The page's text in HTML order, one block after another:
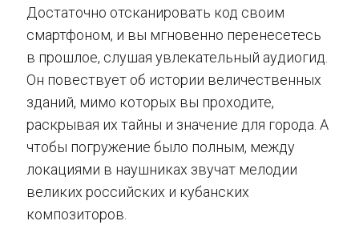
Достаточно отсканировать код своим
смартфоном, и вы мгновенно перенесетесь
в прошлое, слушая увлекательный аудиогид.
Он повествует об истории величественных
зданий, мимо которых вы проходите,
раскрывая их тайны и значение для города. А
чтобы погружение было полным, между
локациями в наушниках звучат мелодии
великих российских и кубанских
композиторов.